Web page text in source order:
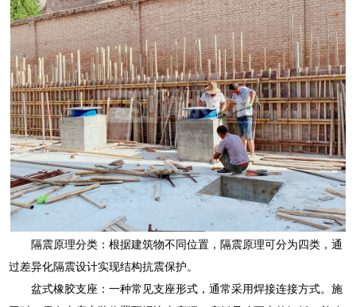
隔震原理分类：根据建筑物不同位置，隔震原理可分为四类，通
过差异化隔震设计实现结构抗震保护。
盆式橡胶支座：一种常见支座形式，通常采用焊接连接方式。施